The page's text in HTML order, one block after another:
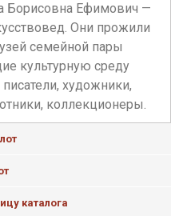
Борисовна Ефимович —
Они прожили
семейной пары
культурную среду
художники,
коллекционеры.
каталога